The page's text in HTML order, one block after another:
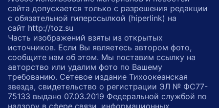
сайта допускается только с разрешения редакции
с обязательной гиперссылкой (hiperlink) на
сайт http://toz.su
Часть изображений взяты из открытых
источников. Если Вы являетесь автором фото,
сообщите нам об этом. Мы поставим ссылку на
авторство или удалим фото по Вашему
требованию. Сетевое издание Тихоокеанская
звезда, свидетельство о регистрации ЭЛ № ФС77-
75133 выдано 07.03.2019 Федеральной службой по
надзору в сфере связи, информационных